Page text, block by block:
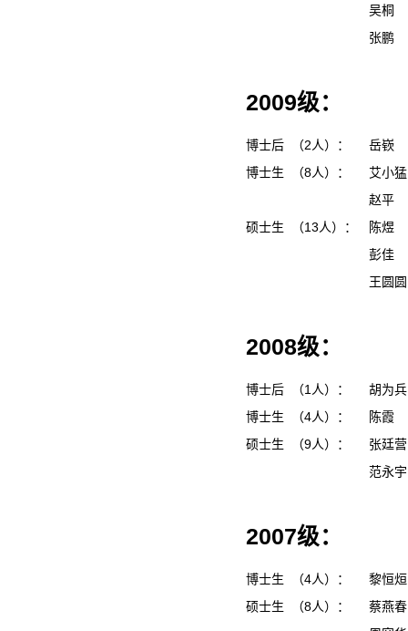
吴桐
张鹏
2009级：
博士后 （2人）：
岳嵚
博士生 （8人）：
艾小
赵平
硕士生 （13人）：
陈煜
彭佳
王圆
2008级：
博士后 （1人）：
胡为
博士生 （4人）：
陈霞
硕士生 （9人）：
张廷
范永
2007级：
博士生 （4人）：
黎恒
硕士生 （8人）：
蔡燕